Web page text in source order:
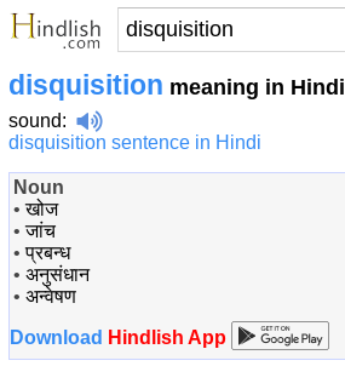
disquisition meaning in Hindi
sound:
disquisition sentence in Hindi
Noun
•खोज
•जांच
•प्रबन्ध
• अनुसंधान
• अन्वेषण
Download Hindlish App